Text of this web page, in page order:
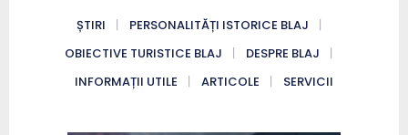
ȘTIRI
PERSONALITĂȚI ISTORICE BLAJ
OBIECTIVE TURISTICE BLAJ
DESPRE BLAJ
INFORMAȚII UTILE
ARTICOLE SERVICII